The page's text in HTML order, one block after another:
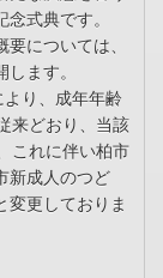
式典です。
については、
ます。
り、成年年齢
来どおり、当該
これに伴い柏市
新成人のつど
変更しておりま